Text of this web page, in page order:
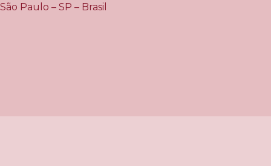
São Paulo – SP – Brasil